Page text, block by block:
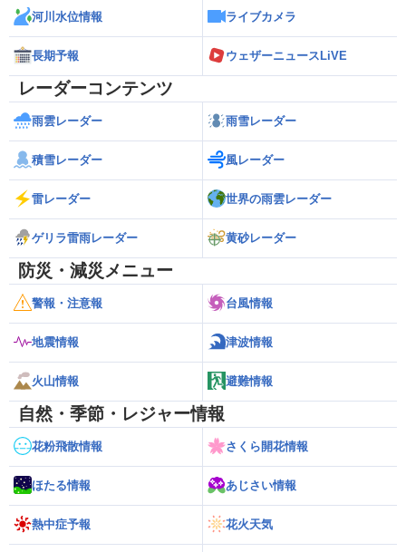
河川水位情報 ライブカメラ
長期予報 ウェザーニュースLiVE
レーダーコンテンツ
雨雲レーダー 雨雪レーダー
積雪レーダー 風レーダー
雷レーダー 世界の雨雲レーダー
ゲリラ雷雨レーダー 黄砂レーダー
防災・減災メニュー
警報・注意報 台風情報
地震情報 津波情報
火山情報 避難情報
自然・季節・レジャー情報
花粉飛散情報 さくら開花情報
ほたる情報 あじさい情報
熱中症予報 花火天気